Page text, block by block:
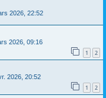
2026, 22:52
2026, 09:16
1 2
2026, 20:52
1 2